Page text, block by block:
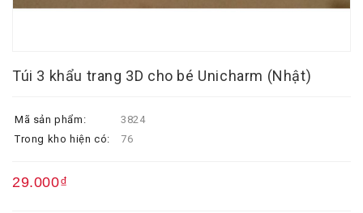
Túi 3 khẩu trang 3D cho bé Unicharm (Nhật)
Mã sản phẩm:
3824
Trong kho hiện có:
76
29.000₫